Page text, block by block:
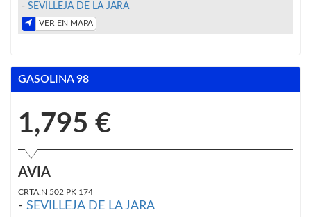
- SEVILLEJA DE LA JARA
VER EN MAPA
GASOLINA 98
1,795 €
AVIA
CRTA.N 502 PK 174
- SEVILLEJA DE LA JARA